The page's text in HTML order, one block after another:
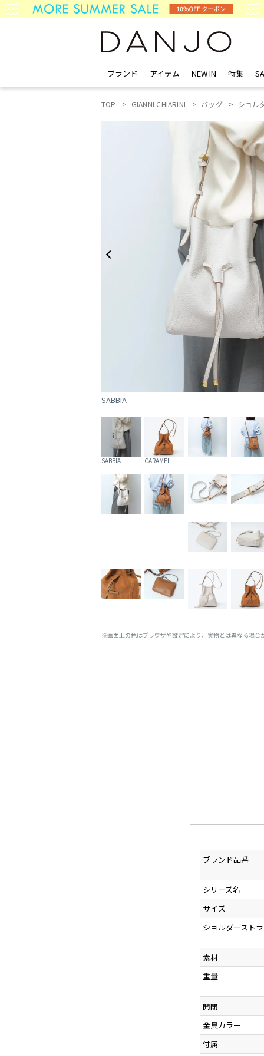
ブランド アイテム NEW IN 特集
TOP GIANNI CHIARINI バッグ ショル
SABBIA
SABBIA CARAMEL
※画面上の色はブラウザや設定により、実物とは異なる場合
ブランド品番
シリーズ名
サイズ
ショルダースト
素材
重量
開閉
金具カラー
付属